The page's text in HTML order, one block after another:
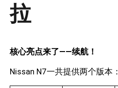
拉
核心亮点来了——续航！
Nissan N7一共提供两个版本：